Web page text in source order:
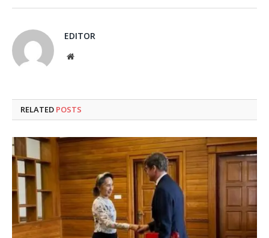
EDITOR
Website
RELATED POSTS